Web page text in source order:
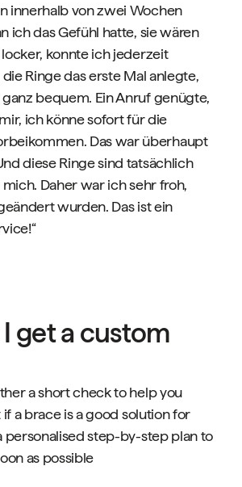
innerhalb von zwei Wochen
ich das Gefühl hatte, sie wären
konnte ich jederzeit
Ringe das erste Mal anlegte,
bequem. Ein Anruf genügte,
ich könne sofort für die
Das war überhaupt
diese Ringe sind tatsächlich
Daher war ich sehr froh,
wurden. Das ist ein
get a custom
a short check to help you
a brace is a good solution for
personalised step-by-step plan to
as possible